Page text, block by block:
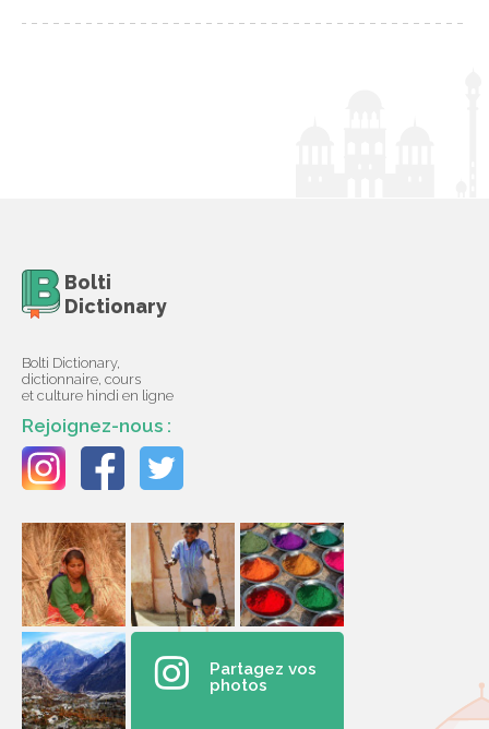
Bolti
Dictionary
Bolti Dictionary,
dictionnaire, cours
et culture hindi en ligne
Rejoignez-nous :
Partagez vos
photos